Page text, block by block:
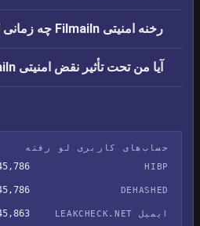
رخنه امنیتی FilmaiIn چه زمانی اتفاق افتاد؟
آیا من تحت تأثیر نقض امنیتی FilmaiIn قرار گرفته‌ام؟
حساب‌های کاربری لو رفته
HIBP
645,786
DEHASHED
645,786
ایمیل LEAKCHECK.NET 645,863